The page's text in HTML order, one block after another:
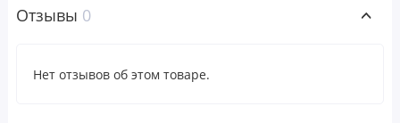
очищении.
Отзывы 0
Нет отзывов об этом товаре.